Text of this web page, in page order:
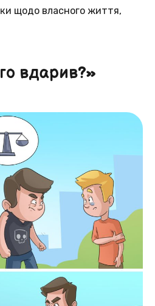
щодо власного життя,
вдарив?»